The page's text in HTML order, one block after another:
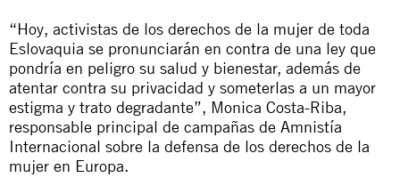
“Hoy, activistas de los derechos de la mujer de toda
Eslovaquia se pronunciarán en contra de una ley que
pondría en peligro su salud y bienestar, además de
atentar contra su privacidad y someterlas a un mayor
estigma y trato degradante”, Monica Costa-Riba,
responsable principal de campañas de Amnistía
Internacional sobre la defensa de los derechos de la
mujer en Europa.